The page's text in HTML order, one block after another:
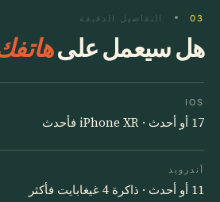
03 التفاصيل الدقيقة
هل سيعمل على
IOS
17 أو أحدث · iPhone XR فأحدث
أندرويد
11 أو أحدث · ذاكرة 4 غيغابايت فأكثر